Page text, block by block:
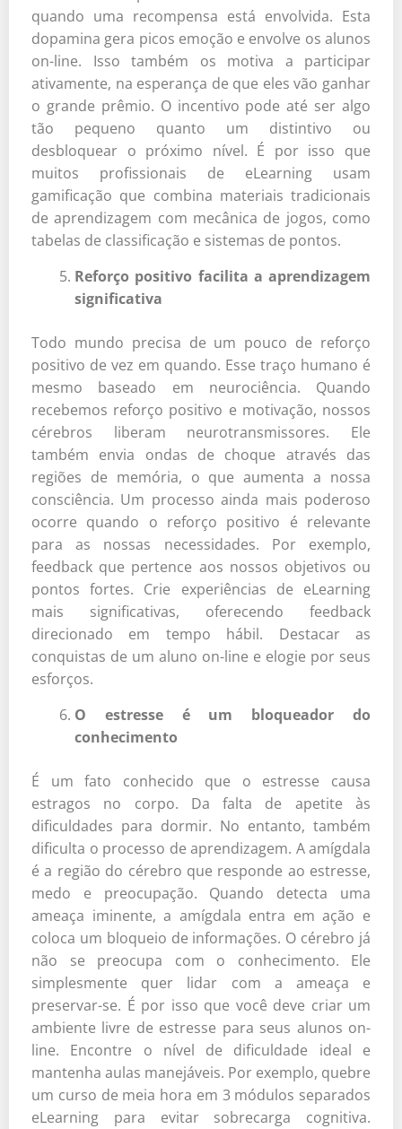
quando uma recompensa está envolvida. Esta
dopamina gera picos emoção e envolve os alunos
on-line. Isso também os motiva a participar
ativamente, na esperança de que eles vão ganhar
o grande prêmio. O incentivo pode até ser algo
tão pequeno quanto um distintivo ou
desbloquear o próximo nível. É por isso que
muitos profissionais de eLearning usam
gamificação que combina materiais tradicionais
de aprendizagem com mecânica de jogos, como
tabelas de classificação e sistemas de pontos.
Reforço positivo facilita a aprendizagem
significativa
Todo mundo precisa de um pouco de reforço
positivo de vez em quando. Esse traço humano é
mesmo baseado em neurociência. Quando
recebemos reforço positivo e motivação, nossos
cérebros liberam neurotransmissores. Ele
também envia ondas de choque através das
regiões de memória, o que aumenta a nossa
consciência. Um processo ainda mais poderoso
ocorre quando o reforço positivo é relevante
para as nossas necessidades. Por exemplo,
feedback que pertence aos nossos objetivos ou
pontos fortes. Crie experiências de eLearning
mais significativas, oferecendo feedback
direcionado em tempo hábil. Destacar as
conquistas de um aluno on-line e elogie por seus
esforços.
O estresse é um bloqueador do
conhecimento
É um fato conhecido que o estresse causa
estragos no corpo. Da falta de apetite às
dificuldades para dormir. No entanto, também
dificulta o processo de aprendizagem. A amígdala
é a região do cérebro que responde ao estresse,
medo e preocupação. Quando detecta uma
ameaça iminente, a amígdala entra em ação e
coloca um bloqueio de informações. O cérebro já
não se preocupa com o conhecimento. Ele
simplesmente quer lidar com a ameaça e
preservar-se. É por isso que você deve criar um
ambiente livre de estresse para seus alunos on-
line. Encontre o nível de dificuldade ideal e
mantenha aulas manejáveis. Por exemplo, quebre
um curso de meia hora em 3 módulos separados
eLearning para evitar sobrecarga cognitiva.